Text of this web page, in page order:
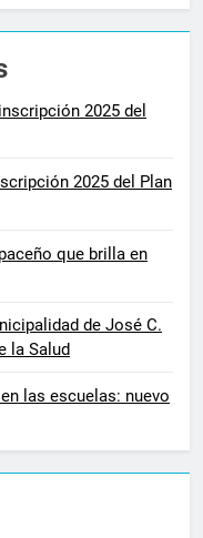
2025 del
2025 del Plan
que brilla en
de José C.
la Salud
las escuelas: nuevo